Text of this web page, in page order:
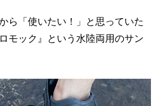
ら「使いたい！」と思っていた
モック』という水陸両用のサン